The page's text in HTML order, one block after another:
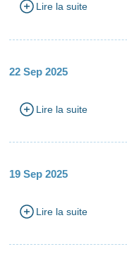
Lire la suite
22 Sep 2025
Lire la suite
19 Sep 2025
Lire la suite